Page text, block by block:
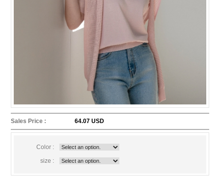
Sales Price : 64.07 USD
Color :
size :